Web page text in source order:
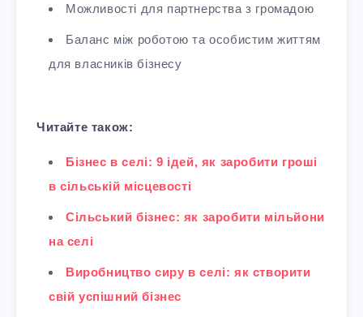
Можливості для партнерства з громадою
Баланс між роботою та особистим життям
для власників бізнесу
Читайте також:
Бізнес в селі: 9 ідей, як заробити гроші
в сільській місцевості
Сільський бізнес: як заробити мільйони
на селі
Виробництво сиру в селі: як створити
свій успішний бізнес